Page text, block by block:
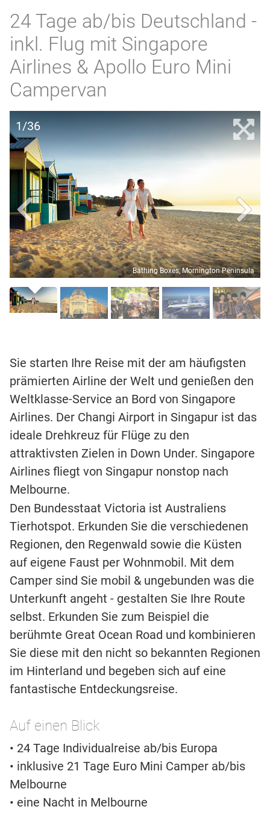
24 Tage ab/bis Deutschland -
inkl. Flug mit Singapore
Airlines & Apollo Euro Mini
Campervan
1/36
Bathing Boxes, Mornington Peninsula
Sie starten Ihre Reise mit der am häufigsten
prämierten Airline der Welt und genießen den
Weltklasse-Service an Bord von Singapore
Airlines. Der Changi Airport in Singapur ist das
ideale Drehkreuz für Flüge zu den
attraktivsten Zielen in Down Under. Singapore
Airlines fliegt von Singapur nonstop nach
Melbourne.
Den Bundesstaat Victoria ist Australiens
Tierhotspot. Erkunden Sie die verschiedenen
Regionen, den Regenwald sowie die Küsten
auf eigene Faust per Wohnmobil. Mit dem
Camper sind Sie mobil & ungebunden was die
Unterkunft angeht - gestalten Sie Ihre Route
selbst. Erkunden Sie zum Beispiel die
berühmte Great Ocean Road und kombinieren
Sie diese mit den nicht so bekannten Regionen
im Hinterland und begeben sich auf eine
fantastische Entdeckungsreise.
Auf einen Blick
• 24 Tage Individualreise ab/bis Europa
• inklusive 21 Tage Euro Mini Camper ab/bis
Melbourne
• eine Nacht in Melbourne